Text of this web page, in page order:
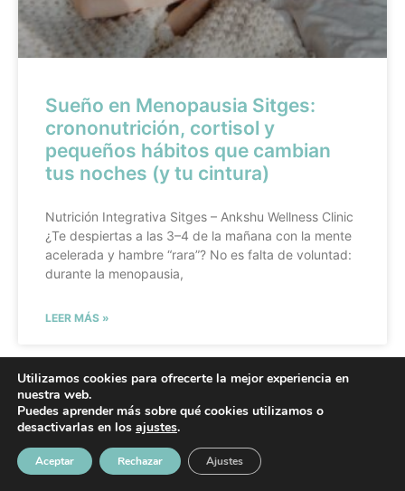
Sueño en Menopausia Sitges:
crononutrición, cortisol y
pequeños hábitos que cambian
tus noches (y tu cintura)
Nutrición Integrativa Sitges – Ankshu Wellness Clinic
¿Te despiertas a las 3–4 de la mañana con la mente
acelerada y hambre “rara”? No es falta de voluntad:
durante la menopausia,
LEER MÁS »
Utilizamos cookies para ofrecerte la mejor experiencia en
nuestra web.
Puedes aprender más sobre qué cookies utilizamos o
desactivarlas en los ajustes.
Aceptar Rechazar Ajustes